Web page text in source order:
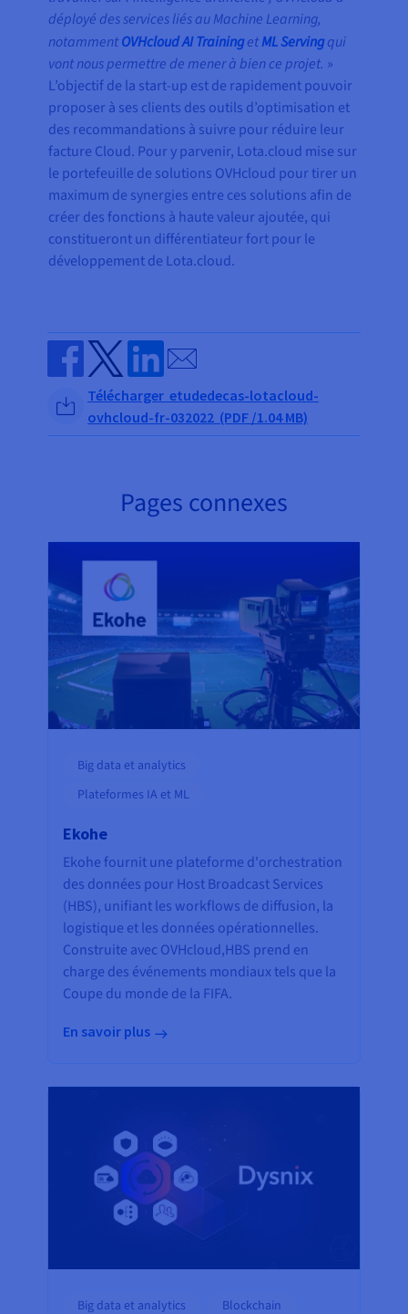
déployé des services liés au Machine Learning,
notammentOVHcloud AI TrainingetML Servingqui
vont nous permettre de mener à bien ce projet. »
L’objectif de la start-up est de rapidement pouvoir
proposer à ses clients des outils d’optimisation et
des recommandations à suivre pour réduire leur
facture Cloud. Pour y parvenir, Lota.cloud mise sur
le portefeuille de solutions OVHcloud pour tirer un
maximum de synergies entre ces solutions afin de
créer des fonctions à haute valeur ajoutée, qui
constitueront un différentiateur fort pour le
développement de Lota.cloud.
Share on Facebook
Share on Twitter
Share on Linkedin
Send by email
Télécharger etudedecas-lotacloud-
ovhcloud-fr-032022 (PDF /1.04 MB)
Pages connexes
Big data et analytics
Plateformes IA et ML
Ekohe
Ekohe fournit une plateforme d'orchestration
des données pour Host Broadcast Services
(HBS), unifiant les workflows de diffusion, la
logistique et les données opérationnelles.
Construite avec OVHcloud,HBS prend en
charge des événements mondiaux tels que la
Coupe du monde de la FIFA.
En savoir plus
Big data et analytics Blockchain